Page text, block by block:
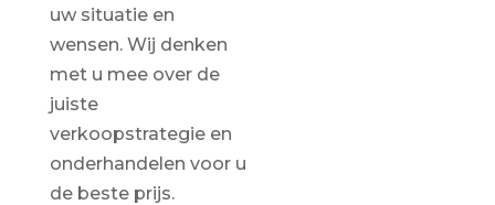
uw situatie en
wensen. Wij denken
met u mee over de
juiste
verkoopstrategie en
onderhandelen voor u
de beste prijs.